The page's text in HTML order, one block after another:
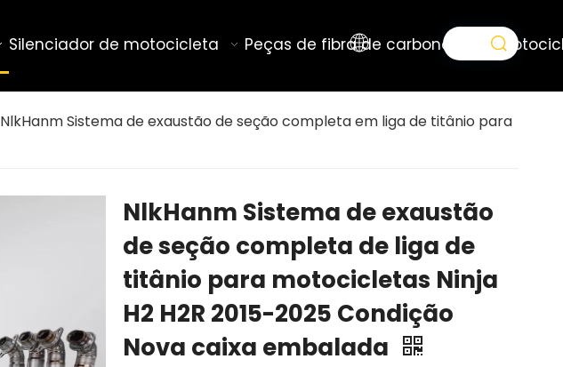
Silenciador de motocicleta Peças de fibra de carbono para
NlkHanm Sistema de exaustão de seção completa em liga de titânio para
NlkHanm Sistema de exaustão
de seção completa de liga de
titânio para motocicletas Ninja
H2 H2R 2015-2025 Condição
Nova caixa embalada